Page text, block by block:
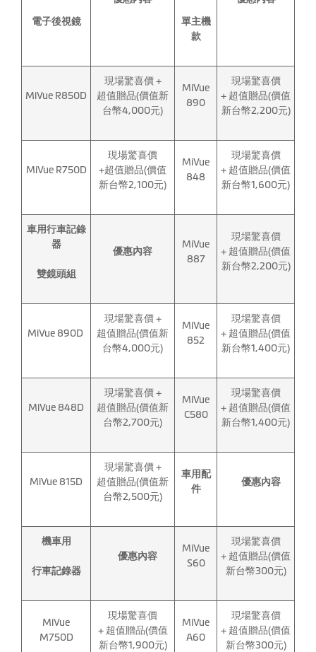
電子後視鏡
單主機
款
MiVue R850D
現場驚喜價 +
超值贈品(價值新
台幣4,000元)
MiVue
890
現場驚喜價
+ 超值贈品(價值
新台幣2,200元)
MiVue R750D
現場驚喜價
+超值贈品(價值
新台幣2,100元)
MiVue
848
現場驚喜價
+ 超值贈品(價值
新台幣1,600元)
車用行車記錄
器
雙鏡頭組
優惠內容
MiVue
887
現場驚喜價
+ 超值贈品(價值
新台幣2,200元)
MiVue 890D
現場驚喜價 +
超值贈品(價值新
台幣4,000元)
MiVue
852
現場驚喜價
+ 超值贈品(價值
新台幣1,400元)
MiVue 848D
現場驚喜價 +
超值贈品(價值新
台幣2,700元)
MiVue
C580
現場驚喜價
+ 超值贈品(價值
新台幣1,400元)
MiVue 815D
現場驚喜價 +
超值贈品(價值新
台幣2,500元)
車用配
件
優惠內容
機車用
行車記錄器
優惠內容
MiVue
S60
現場驚喜價
+ 超值贈品(價值
新台幣300元)
MiVue
M750D
現場驚喜價
+ 超值贈品(價值
新台幣1,900元)
MiVue
A60
現場驚喜價
+ 超值贈品(價值
新台幣300元)